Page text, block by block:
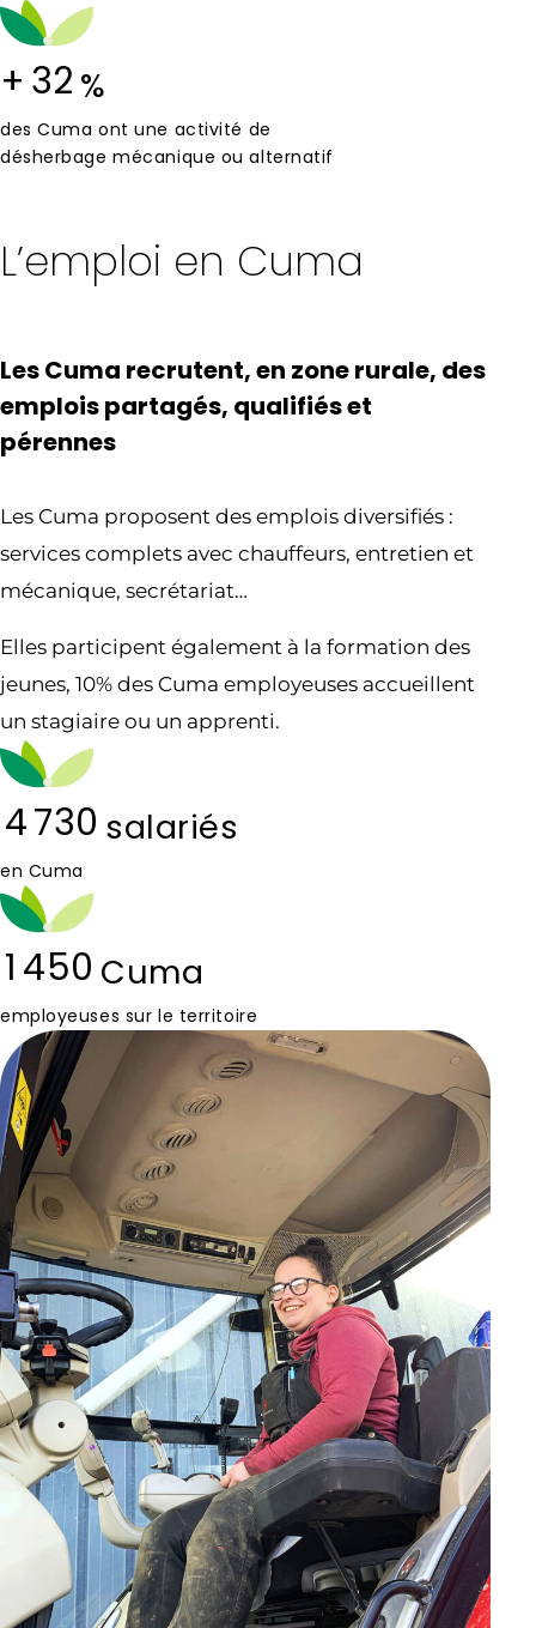
+ 32 %
des Cuma ont une activité de
désherbage mécanique ou alternatif
L’emploi en Cuma
Les Cuma recrutent, en zone rurale, des
emplois partagés, qualifiés et
pérennes
Les Cuma proposent des emplois diversifiés :
services complets avec chauffeurs, entretien et
mécanique, secrétariat…
Elles participent également à la formation des
jeunes, 10% des Cuma employeuses accueillent
un stagiaire ou un apprenti.
4 730 salariés
en Cuma
1 450 Cuma
employeuses sur le territoire